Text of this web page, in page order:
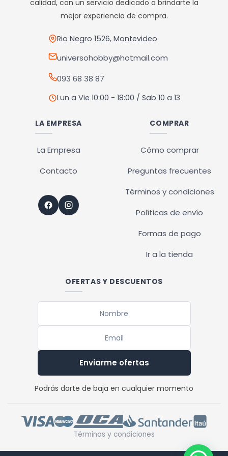
pueden
producto
calidad, con un servicio dedicado a brindarte la
mejor experiencia de compra.
Rio Negro 1526, Montevideo
universohobby@hotmail.com
093 68 38 87
Lun a Vie 10:00 - 18:00 / Sab 10 a 13
LA EMPRESA
La Empresa
Contacto
COMPRAR
Cómo comprar
Preguntas frecuentes
Términos y condiciones
Políticas de envío
Formas de pago
Ir a la tienda
OFERTAS Y DESCUENTOS
Enviarme ofertas
Podrás darte de baja en cualquier momento
Términos y condiciones